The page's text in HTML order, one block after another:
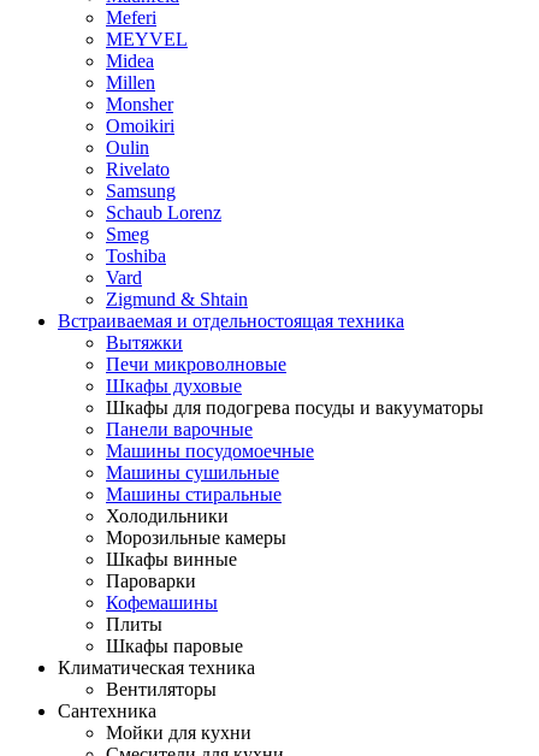
Meferi
MEYVEL
Midea
Millen
Monsher
Omoikiri
Oulin
Rivelato
Samsung
Schaub Lorenz
Smeg
Toshiba
Vard
Zigmund & Shtain
Встраиваемая и отдельностоящая техника
Вытяжки
Печи микроволновые
Шкафы духовые
Шкафы для подогрева посуды и вакууматоры
Панели варочные
Машины посудомоечные
Машины сушильные
Машины стиральные
Холодильники
Морозильные камеры
Шкафы винные
Пароварки
Кофемашины
Плиты
Шкафы паровые
Климатическая техника
Вентиляторы
Сантехника
Мойки для кухни